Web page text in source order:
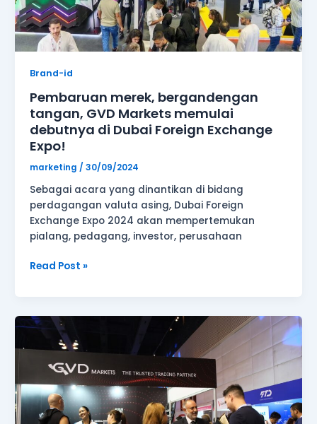
Brand-id
Pembaruan merek, bergandengan
tangan, GVD Markets memulai
debutnya di Dubai Foreign Exchange
Expo!
marketing / 30/09/2024
Sebagai acara yang dinantikan di bidang
perdagangan valuta asing, Dubai Foreign
Exchange Expo 2024 akan mempertemukan
pialang, pedagang, investor, perusahaan
Dubai
Foreign
Exchange
Expo!
Read Post »
Tampil
Pameran
Uang
Asia
2024,
Menulis